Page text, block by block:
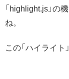
「highlight.js」の
ね。
この「ハイライト